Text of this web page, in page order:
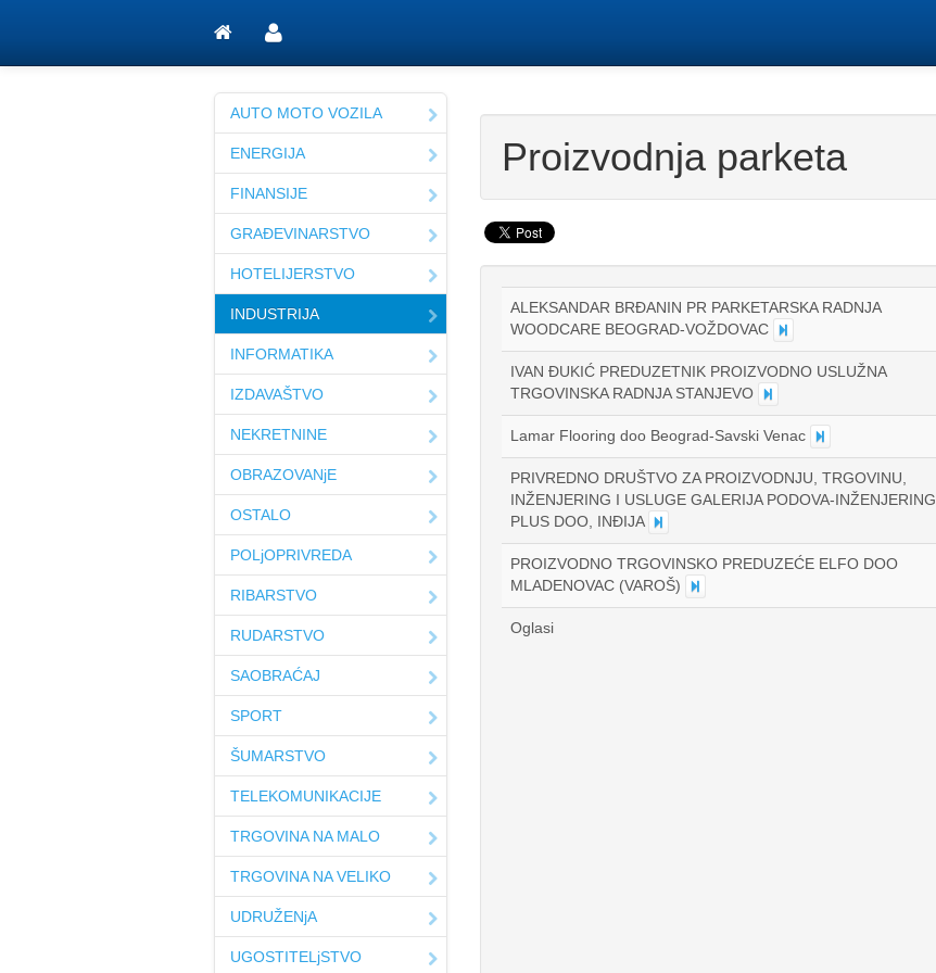
AUTO MOTO VOZILA
ENERGIJA
FINANSIJE
GRAĐEVINARSTVO
HOTELIJERSTVO
INDUSTRIJA
INFORMATIKA
IZDAVAŠTVO
NEKRETNINE
OBRAZOVANjE
OSTALO
POLjOPRIVREDA
RIBARSTVO
RUDARSTVO
SAOBRAĆAJ
SPORT
ŠUMARSTVO
TELEKOMUNIKACIJE
TRGOVINA NA MALO
TRGOVINA NA VELIKO
UDRUŽENjA
UGOSTITELjSTVO
Proizvodnja parketa
ALEKSANDAR BRĐANIN PR PARKETARSKA RADNJA
WOODCARE BEOGRAD-VOŽDOVAC
IVAN ĐUKIĆ PREDUZETNIK PROIZVODNO USLUŽNA
TRGOVINSKA RADNJA STANJEVO
Lamar Flooring doo Beograd-Savski Venac
PRIVREDNO DRUŠTVO ZA PROIZVODNJU, TRGOVINU,
INŽENJERING I USLUGE GALERIJA PODOVA-INŽENJERING
PLUS DOO, INĐIJA
PROIZVODNO TRGOVINSKO PREDUZEĆE ELFO DOO
MLADENOVAC (VAROŠ)
Oglasi